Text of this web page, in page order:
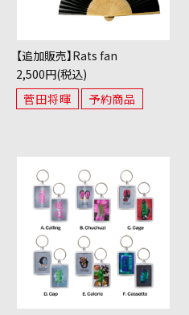
【追加販売】Rats fan
2,500円(税込)
菅田将暉 予約商品